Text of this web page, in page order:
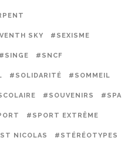
SKY #SEXISME
#SINGE #SNCF
#SOLIDARITÉ #SOMMEIL
#SOUVENIRS #SPA
#SPORT EXTRÊME
NICOLAS #STÉRÉOTYPES